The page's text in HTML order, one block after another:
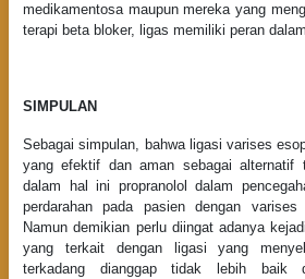
medikamentosa maupun mereka yang
terapi beta bloker, ligas memiliki peran
SIMPULAN
Sebagai simpulan, bahwa ligasi varises
yang efektif dan aman sebagai alternatif
dalam hal ini propranolol dalam
perdarahan pada pasien dengan
Namun demikian perlu diingat adanya
yang terkait dengan ligasi yang
terkadang dianggap tidak lebih baik